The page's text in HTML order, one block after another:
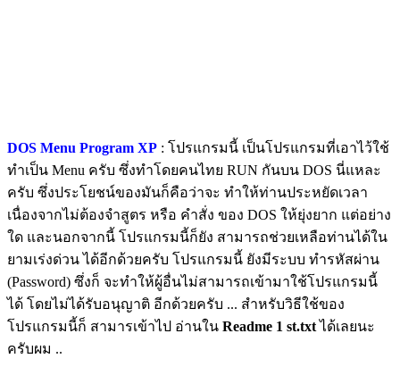
DOS Menu Program XP : โปรแกรมนี้ เป็นโปรแกรมที่เอาไว้ใช้
ทำเป็น Menu ครับ ซึ่งทำโดยคนไทย RUN กันบน DOS นี่แหละ
ครับ ซึ่งประโยชน์ของมันก็คือว่าจะ ทำให้ท่านประหยัดเวลา
เนื่องจากไม่ต้องจำสูตร หรือ คำสั่ง ของ DOS ให้ยุ่งยาก แต่อย่าง
ใด และนอกจากนี้ โปรแกรมนี้ก็ยัง สามารถช่วยเหลือท่านได้ใน
ยามเร่งด่วน ได้อีกด้วยครับ โปรแกรมนี้ ยังมีระบบ ทำรหัสผ่าน
(Password) ซึ่งก็ จะทำให้ผู้อื่นไม่สามารถเข้ามาใช้โปรแกรมนี้
ได้ โดยไม่ได้รับอนุญาติ อีกด้วยครับ ... สำหรับวิธีใช้ของ
โปรแกรมนี้ก็ สามารเข้าไป อ่านใน Readme 1 st.txtได้เลยนะ
ครับผม ..